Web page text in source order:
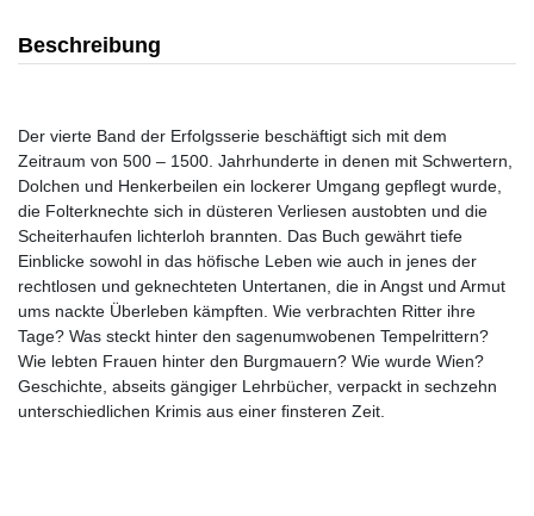
Beschreibung
Der vierte Band der Erfolgsserie beschäftigt sich mit dem
Zeitraum von 500 – 1500. Jahrhunderte in denen mit Schwertern,
Dolchen und Henkerbeilen ein lockerer Umgang gepﬂegt wurde,
die Folterknechte sich in düsteren Verliesen austobten und die
Scheiterhaufen lichterloh brannten. Das Buch gewährt tiefe
Einblicke sowohl in das höﬁsche Leben wie auch in jenes der
rechtlosen und geknechteten Untertanen, die in Angst und Armut
ums nackte Überleben kämpften. Wie verbrachten Ritter ihre
Tage? Was steckt hinter den sagenumwobenen Tempelrittern?
Wie lebten Frauen hinter den Burgmauern? Wie wurde Wien?
Geschichte, abseits gängiger Lehrbücher, verpackt in sechzehn
unterschiedlichen Krimis aus einer ﬁnsteren Zeit.